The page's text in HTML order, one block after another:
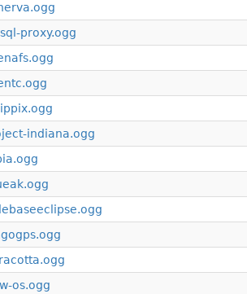
proxy.ogg
indiana.ogg
os.ogg